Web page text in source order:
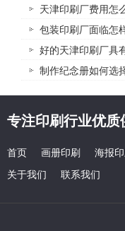
天津印刷厂费用怎
包装印刷厂面临怎
好的天津印刷厂具
制作纪念册如何选
专注印刷行业优质
首页 画册印刷 海报
关于我们
联系我们